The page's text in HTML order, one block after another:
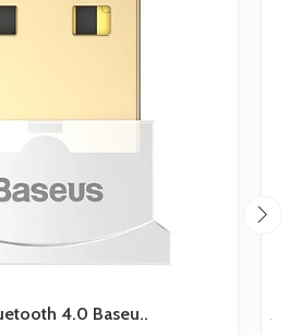
4.0 Baseu..